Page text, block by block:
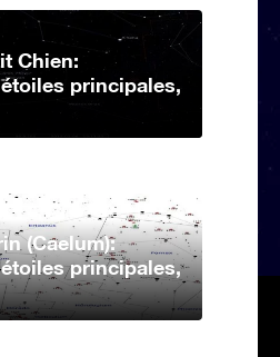
Chien:
principales,
(Caelum):
principales,